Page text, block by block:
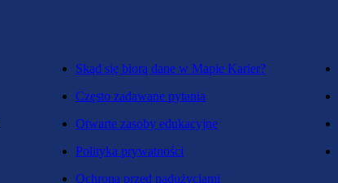
Skąd się biorą dane w Mapie Karier?
Często zadawane pytania
Otwarte zasoby edukacyjne
Polityka prywatności
Ochrona przed nadużyciami